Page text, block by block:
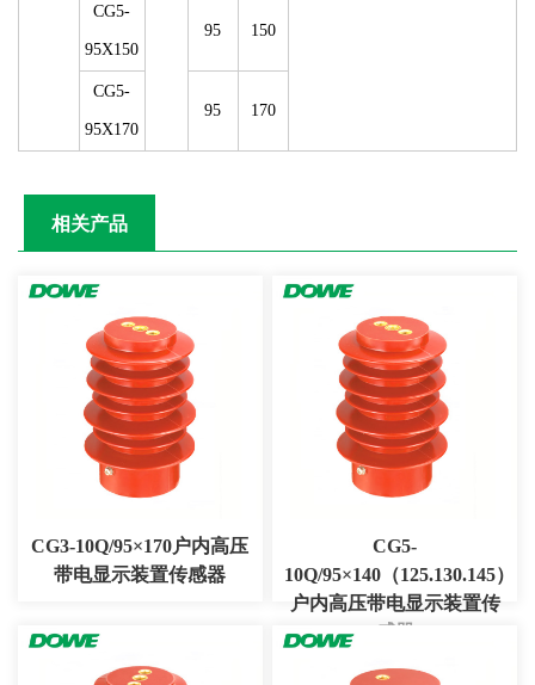
CG5-
95X150
95 150
CG5-
95X170
95 170
相关产品
CG3-10Q/95×170户内高压
带电显示装置传感器
CG5-
10Q/95×140（125.130.145）
户内高压带电显示装置传
感器